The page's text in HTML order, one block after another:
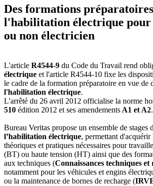
Des formations
l'habilitation électrique pour
ou non électricien
L'article R4544-9 du Code du Travail rend
électrique et l'article R4544-10 fixe les
le cadre de la formation préparatoire en vue de
l'habilitation électrique.
L'arrêté du 26 avril 2012 officialise la norme
510 édition 2012 et ses amendements A1 et A2.
Bureau Veritas propose un ensemble de stages
l’habilitation électrique, permettant d'acquérir
théoriques et pratiques nécessaires pour
(BT) ou haute tension (HT) ainsi que des
aux techniques (Connaissances techniques et
notamment pour les véhicules et engins
ou la maintenance de bornes de recharge (